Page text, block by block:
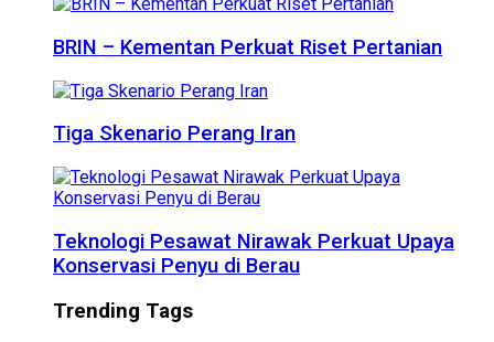
BRIN – Kementan Perkuat Riset Pertanian
Tiga Skenario Perang Iran
Teknologi Pesawat Nirawak Perkuat Upaya
Konservasi Penyu di Berau
Trending Tags